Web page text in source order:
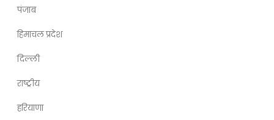
पंजाब
हिमाचल प्रदेश
दिल्ली
राष्ट्रीय
हरियाणा